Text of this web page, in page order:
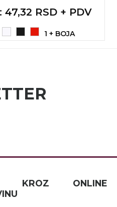
47,32 RSD + PDV
1 + BOJA
KROZ ONLINE